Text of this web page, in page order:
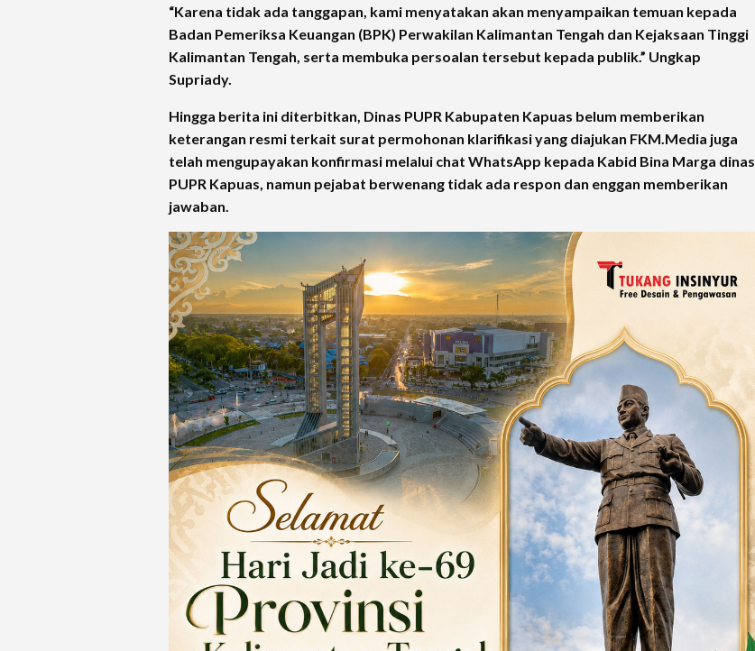
“Karena tidak ada tanggapan, kami menyatakan akan menyampaikan temuan kepada
Badan Pemeriksa Keuangan (BPK) Perwakilan Kalimantan Tengah dan Kejaksaan Tinggi
Kalimantan Tengah, serta membuka persoalan tersebut kepada publik.” Ungkap
Supriady.
Hingga berita ini diterbitkan, Dinas PUPR Kabupaten Kapuas belum memberikan
keterangan resmi terkait surat permohonan klarifikasi yang diajukan FKM.Media juga
telah mengupayakan konfirmasi melalui chat WhatsApp kepada Kabid Bina Marga dinas
PUPR Kapuas, namun pejabat berwenang tidak ada respon dan enggan memberikan
jawaban.